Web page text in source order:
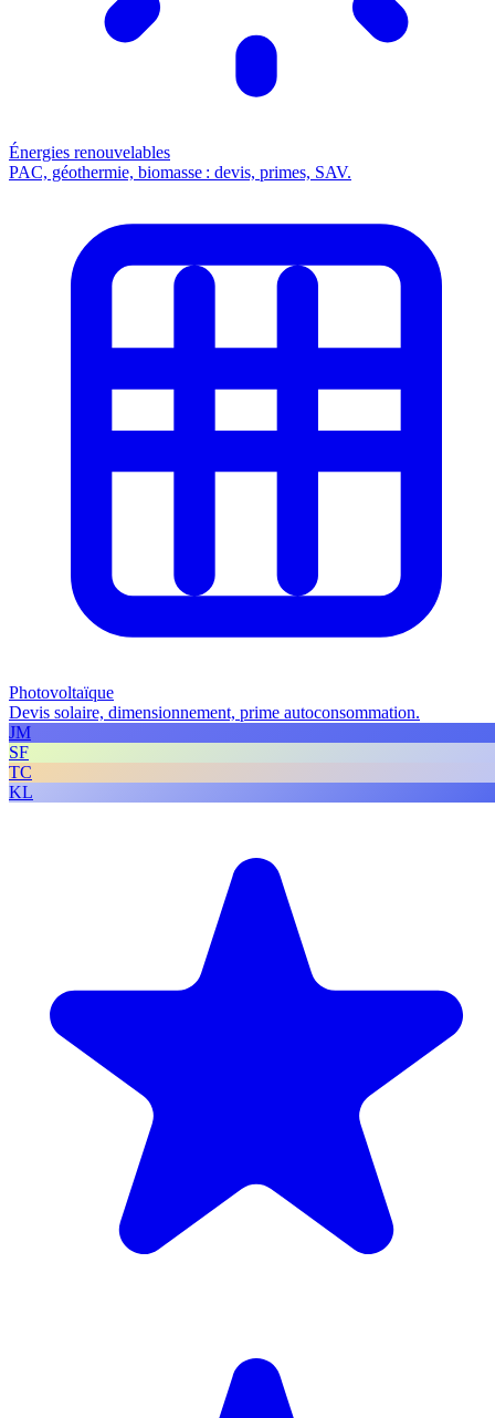
Énergies renouvelables
PAC, géothermie, biomasse : devis, primes, SAV.
Photovoltaïque
Devis solaire, dimensionnement, prime autoconsommation.
JM
SF
TC
KL